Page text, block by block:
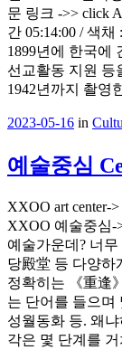
문 링크 ->> click
간 05:14:00 / 색
1899년에 한국에
선교활동 지원 등
1942년까지 촬영
2023-05-16 in
예술중심
XXOO art
XXOO 예술중심-
예술가운데? 너
당殿堂 등 다양하
정확히는 《重逢
는 단어를 들으며
성월동화 등. 왜
각은 몇 단계를